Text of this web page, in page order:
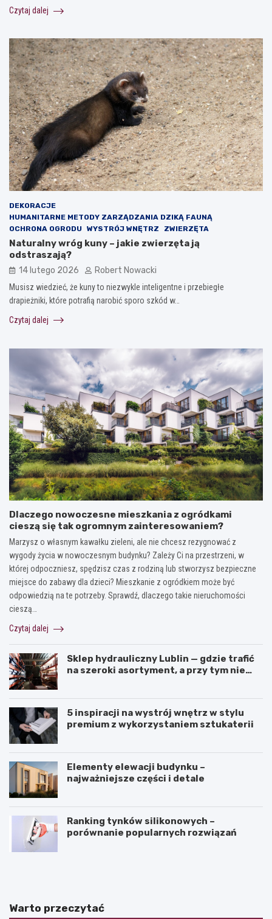
Czytaj dalej
DEKORACJE
HUMANITARNE METODY ZARZĄDZANIA DZIKĄ FAUNĄ
OCHRONA OGRODU
WYSTRÓJ WNĘTRZ ZWIERZĘTA
Naturalny wróg kuny – jakie zwierzęta ją
odstraszają?
14 lutego 2026 Robert Nowacki
Musisz wiedzieć, że kuny to niezwykle inteligentne i przebiegłe
drapieżniki, które potrafią narobić sporo szkód w…
Czytaj dalej
Dlaczego nowoczesne mieszkania z ogródkami
cieszą się tak ogromnym zainteresowaniem?
Marzysz o własnym kawałku zieleni, ale nie chcesz rezygnować z
wygody życia w nowoczesnym budynku? Zależy Ci na przestrzeni, w
której odpoczniesz, spędzisz czas z rodziną lub stworzysz bezpieczne
miejsce do zabawy dla dzieci? Mieszkanie z ogródkiem może być
odpowiedzią na te potrzeby. Sprawdź, dlaczego takie nieruchomości
cieszą…
Czytaj dalej
Sklep hydrauliczny Lublin — gdzie trafić
na szeroki asortyment, a przy tym nie
5 inspiracji na wystrój wnętrz w stylu
premium z wykorzystaniem sztukaterii
Elementy elewacji budynku –
najważniejsze części i detale
Ranking tynków silikonowych –
porównanie popularnych rozwiązań
J
k
K
c
Warto przeczytać